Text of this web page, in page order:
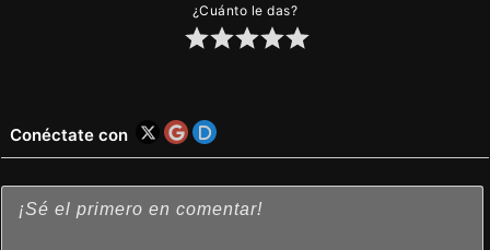
¿Cuánto le das?
Conéctate con